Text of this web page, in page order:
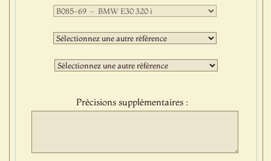
Première
sélection
:Deuxième
sélection
:Troisième
sélection
Précisions supplémentaires :